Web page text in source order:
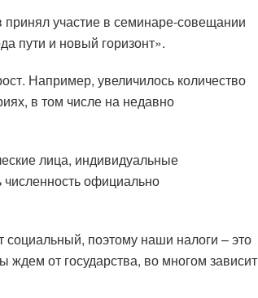
участие в семинаре-совещании
пути и новый горизонт».
Например, увеличилось количество
в том числе на недавно
лица, индивидуальные
официально
поэтому наши налоги – это
от государства, во многом зависит